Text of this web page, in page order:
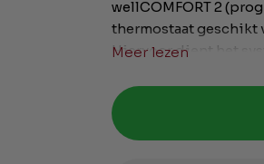
wellCOMFORT 2
thermostaat geschikt
Hiervoor dient het
Meer lezen